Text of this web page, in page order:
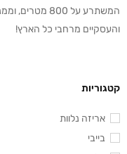
המשתרע על 800
והעסקיים מרחבי כל הארץ!
קטגוריות
אריזה נלוות
בייבי